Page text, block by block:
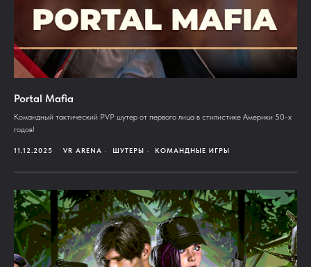
Portal Mafia
Командный тактический PVP шутер от первого лица в стилистике Америки 50-х
годов!
11.12.2025 VR ARENA ШУТЕРЫ КОМАНДНЫЕ ИГРЫ